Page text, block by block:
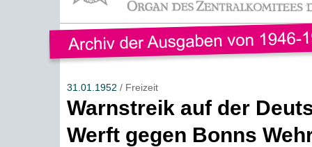
31.01.1952 / Freizeit
Warnstreik auf der
Werft gegen Bonns